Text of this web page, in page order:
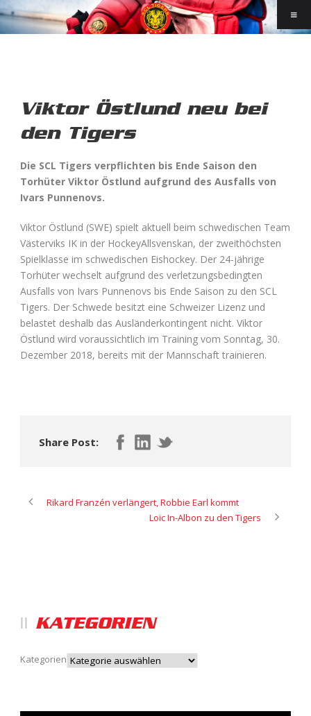
Viktor Östlund neu bei
den Tigers
Die SCL Tigers verpflichten bis Ende Saison den
Torhüter Viktor Östlund aufgrund des Ausfalls von
Ivars Punnenovs.
Viktor Östlund (SWE) spielt aktuell beim schwedischen Team
Västerviks IK in der HockeyAllsvenskan, der zweithöchsten
Spielklasse im schwedischen Eishockey. Der 24-jährige
Torhüter wechselt aufgrund des verletzungsbedingten
Ausfalls von Ivars Punnenovs bis Ende Saison zu den SCL
Tigers. Der Schwede besitzt eine Schweizer Lizenz und
belastet deshalb das Ausländerkontingent nicht. Viktor
Östlund wird voraussichtlich im Training vom Sonntag, 30.
Dezember 2018, bereits mit der Mannschaft trainieren.
Share Post:
Rikard Franzén verlängert, Robbie Earl kommt
Loïc In-Albon zu den Tigers
KATEGORIEN
Kategorien